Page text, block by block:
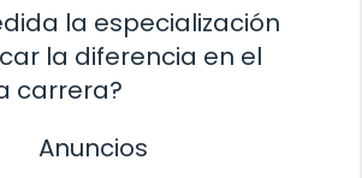
la especialización
la diferencia en el
carrera?
Anuncios